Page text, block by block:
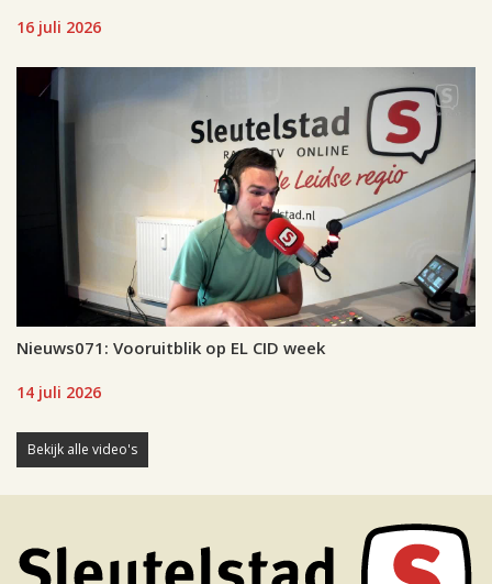
16 juli 2026
Nieuws071: Vooruitblik op EL CID week
14 juli 2026
Bekijk alle video's